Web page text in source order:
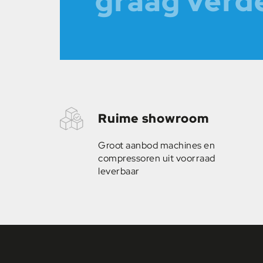
Ruime showroom
Groot aanbod machines en
compressoren uit voorraad
leverbaar